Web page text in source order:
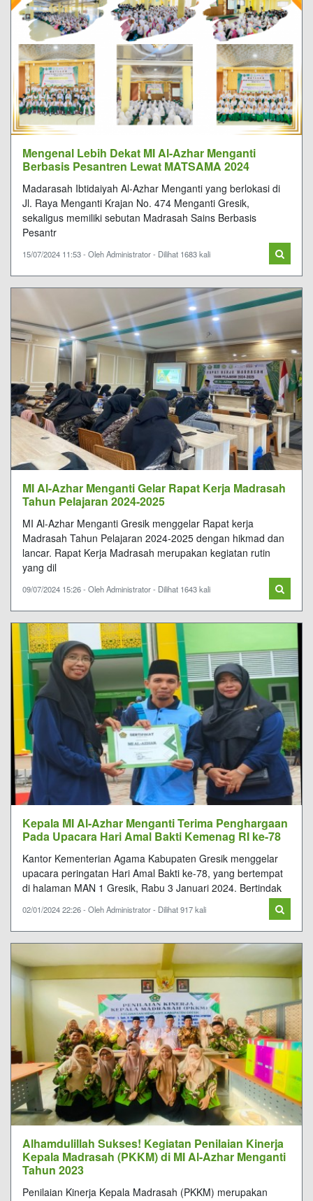
Mengenal Lebih Dekat MI Al-Azhar Menganti
Berbasis Pesantren Lewat MATSAMA 2024
Madarasah Ibtidaiyah Al-Azhar Menganti yang berlokasi di
Jl. Raya Menganti Krajan No. 474 Menganti Gresik,
sekaligus memiliki sebutan Madrasah Sains Berbasis
Pesantr
15/07/2024 11:53 - Oleh Administrator - Dilihat 1683 kali
MI Al-Azhar Menganti Gelar Rapat Kerja Madrasah
Tahun Pelajaran 2024-2025
MI Al-Azhar Menganti Gresik menggelar Rapat kerja
Madrasah Tahun Pelajaran 2024-2025 dengan hikmad dan
lancar. Rapat Kerja Madrasah merupakan kegiatan rutin
yang dil
09/07/2024 15:26 - Oleh Administrator - Dilihat 1643 kali
Kepala MI Al-Azhar Menganti Terima Penghargaan
Pada Upacara Hari Amal Bakti Kemenag RI ke-78
Kantor Kementerian Agama Kabupaten Gresik menggelar
upacara peringatan Hari Amal Bakti ke-78, yang bertempat
di halaman MAN 1 Gresik, Rabu 3 Januari 2024. Bertindak
02/01/2024 22:26 - Oleh Administrator - Dilihat 917 kali
Alhamdulillah Sukses! Kegiatan Penilaian Kinerja
Kepala Madrasah (PKKM) di MI Al-Azhar Menganti
Tahun 2023
Penilaian Kinerja Kepala Madrasah (PKKM) merupakan